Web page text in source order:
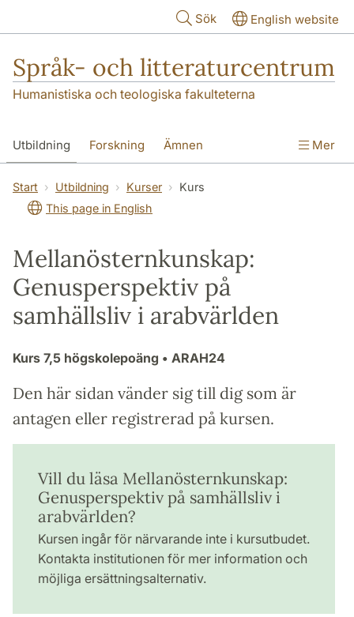
Sök English website
Språk- och litteraturcentrum
Humanistiska och teologiska fakulteterna
Utbildning Forskning Ämnen
SOL-husen Kontakt Institutionen
översättning till svenska
Mer
Start Utbildning Kurser
Kurs
This page in English
Mellanösternkunskap:
Genusperspektiv på
samhällsliv i arabvärlden
Kurs 7,5 högskolepoäng • ARAH24
Den här sidan vänder sig till dig som är
antagen eller registrerad på kursen.
Vill du läsa Mellanösternkunskap:
Genusperspektiv på samhällsliv i
arabvärlden?
Kursen ingår för närvarande inte i kursutbudet.
Kontakta institutionen för mer information och
möjliga ersättningsalternativ.